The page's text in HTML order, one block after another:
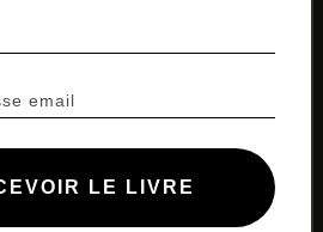
LE LIVRE